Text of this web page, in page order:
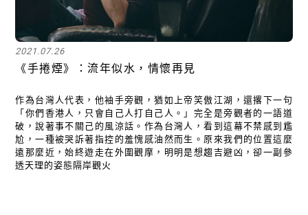
2021.07.26
《手捲煙》：流年似水，情懷再見
作為台灣人代表，他袖手旁觀，猶如上帝笑傲江湖，還撂下一句
「你們香港人，只會自己人打自己人。」完全是旁觀者的一語道
破，說著事不關己的風涼話。作為台灣人，看到這幕不禁感到尷
尬，一種被哭訴著指控的羞愧感油然而生。原來我們的位置這麼
遠那麼近，始終遊走在外圍觀摩，明明是想趨吉避凶，卻一副參
透天理的姿態隔岸觀火